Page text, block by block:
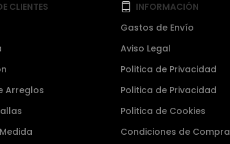
CLIENTES
Arreglos
INFORMACIÓN
Gastos de Envío
Aviso Legal
Politica de Privacidad
Politica de Privacidad
Politica de Cookies
Condiciones de Compra